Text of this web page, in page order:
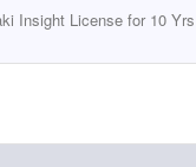
Insight License for 10